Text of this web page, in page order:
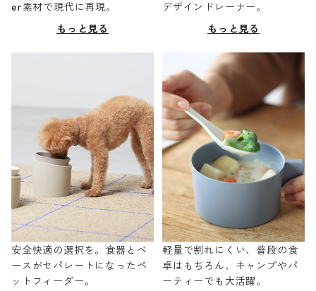
er素材で現代に再現。
もっと見る
デザインドレーナー。
もっと見る
安全快適の選択を。食器とベ
ースがセパレートになったペ
ットフィーダー。
軽量で割れにくい、普段の食
卓はもちろん、キャンプやパ
ーティーでも大活躍。